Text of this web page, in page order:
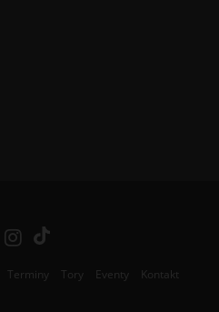
Terminy Tory Eventy Kontakt